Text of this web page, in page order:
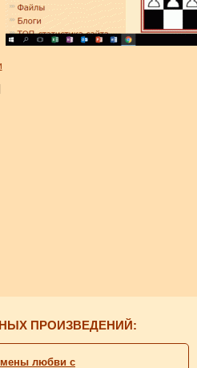
ПРОИЗВЕДЕНИЙ:
любви с